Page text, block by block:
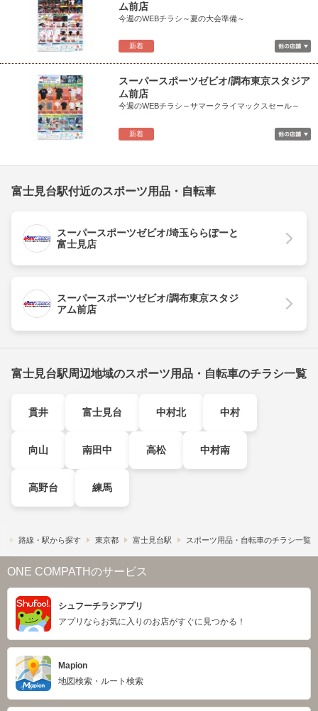
新着
ム前店
今週のWEBチラシ～夏の大会準備～
新着
スーパースポーツゼビオ/調布東京スタジア
ム前店
今週のWEBチラシ～サマークライマックスセール～
富士見台駅付近のスポーツ用品・自転車
スーパースポーツゼビオ/埼玉ららぽーと
富士見店
スーパースポーツゼビオ/調布東京スタジ
アム前店
富士見台駅周辺地域のスポーツ用品・自転車のチラシ一覧
貫井 富士見台 中村北 中村
向山 南田中 高松 中村南
高野台 練馬
路線・駅から探す 東京都 富士見台駅 スポーツ用品・自転車のチラシ一覧
ONE COMPATHのサービス
シュフーチラシアプリ
アプリならお気に入りのお店がすぐに見つかる！
Mapion
地図検索・ルート検索